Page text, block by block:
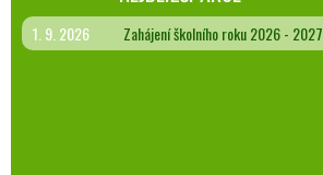
1. 9. 2026 Zahájení školního roku 2026 - 2027